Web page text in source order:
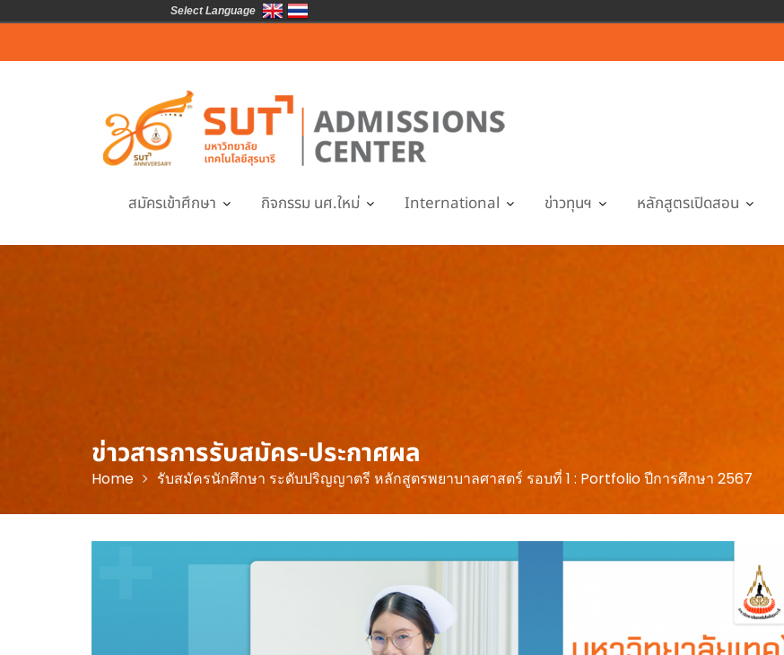
สมัครเข้าศึกษา กิจกรรม นศ.ใหม่ International ข่าวทุนฯ หลักสูตรเปิดสอน
ข่าวสารการรับสมัคร-ประกาศผล
Home รับสมัครนักศึกษา ระดับปริญญาตรี หลักสูตรพยาบาลศาสตร์ รอบที่ 1 : Portfolio ปีการศึกษา 2567
Select Language